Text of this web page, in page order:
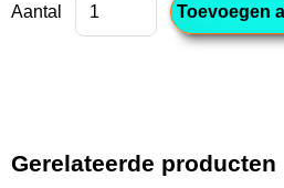
Aantal
Gerelateerde producten